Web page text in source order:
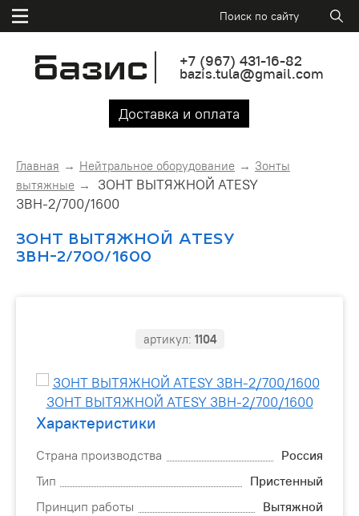
+7 (967) 431-16-82
bazis.tula@gmail.com
Доставка и оплата
Главная Нейтральное оборудование
Зонты
вытяжные
ЗОНТ ВЫТЯЖНОЙ ATESY
ЗВН-2/700/1600
ЗОНТ ВЫТЯЖНОЙ ATESY
ЗВН-2/700/1600
артикул: 1104
Характеристики
Страна производства
Россия
Тип
Пристенный
Принцип работы
Вытяжной